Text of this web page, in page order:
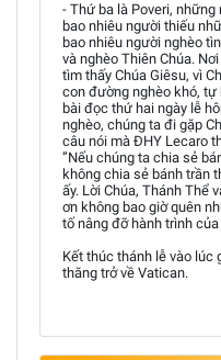
- Thứ ba là Poveri,
bao nhiêu người thiếu
bao nhiêu người nghèo
và nghèo Thiên Chúa.
tìm thấy Chúa Giêsu, vì
con đường nghèo khó, tự
bài đọc thứ hai ngày lễ
nghèo, chúng ta đi gặp
câu nói mà ĐHY Lecaro
”Nếu chúng ta chia sẻ
không chia sẻ bánh trần
ấy. Lời Chúa, Thánh Thể
ơn không bao giờ quên
tố nâng đỡ hành trình của
Kết thúc thánh lễ vào lúc
thăng trở về Vatican.